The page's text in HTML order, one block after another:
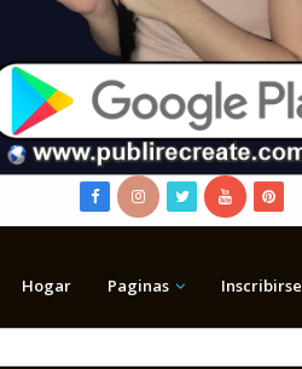
Hogar Paginas Inscribirse